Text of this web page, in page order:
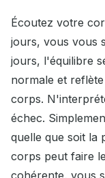
Écoutez votre
jours, vous vous
jours, l'équilibre
normale et
corps.
échec.
quelle que soit la
corps peut faire
cohérente, vous